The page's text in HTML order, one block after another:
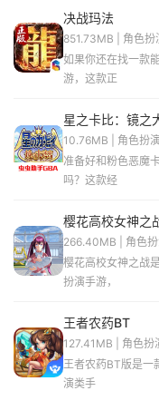
决战玛法
851.73MB | 角色扮
如果你还在找一款
游，这款正
星之卡比：镜之
10.76MB | 角色扮演
准备好和粉色恶魔
吗？这款经
樱花高校女神之
266.40MB | 角色
樱花高校女神之战
扮演手游，
王者农药BT
127.41MB | 角色扮
王者农药BT版是一
演类手